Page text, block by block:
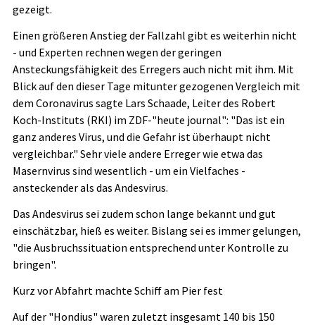
gezeigt.
Einen größeren Anstieg der Fallzahl gibt es weiterhin nicht
- und Experten rechnen wegen der geringen
Ansteckungsfähigkeit des Erregers auch nicht mit ihm. Mit
Blick auf den dieser Tage mitunter gezogenen Vergleich mit
dem Coronavirus sagte Lars Schaade, Leiter des Robert
Koch-Instituts (RKI) im ZDF-"heute journal": "Das ist ein
ganz anderes Virus, und die Gefahr ist überhaupt nicht
vergleichbar." Sehr viele andere Erreger wie etwa das
Masernvirus sind wesentlich - um ein Vielfaches -
ansteckender als das Andesvirus.
Das Andesvirus sei zudem schon lange bekannt und gut
einschätzbar, hieß es weiter. Bislang sei es immer gelungen,
"die Ausbruchssituation entsprechend unter Kontrolle zu
bringen".
Kurz vor Abfahrt machte Schiff am Pier fest
Auf der "Hondius" waren zuletzt insgesamt 140 bis 150